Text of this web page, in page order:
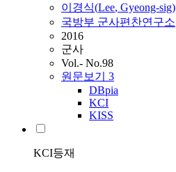
이경식(Lee, Gyeong-sig)
국방부 군사편찬연구소
2016
군사
Vol.- No.98
원문보기 3
DBpia
KCI
KISS
KCI등재